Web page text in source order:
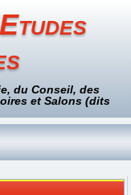
du Conseil, des
et Salons (dits